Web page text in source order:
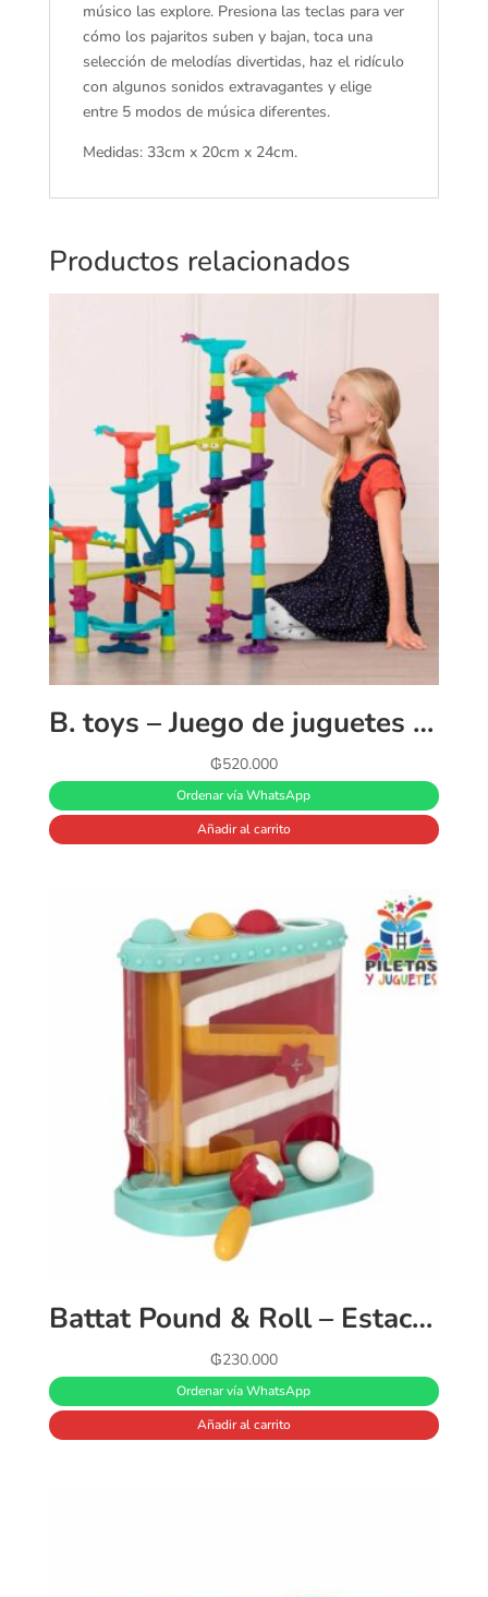
músico las explore. Presiona las teclas para ver
cómo los pajaritos suben y bajan, toca una
selección de melodías divertidas, haz el ridículo
con algunos sonidos extravagantes y elige
entre 5 modos de música diferentes.
Medidas: 33cm x 20cm x 24cm.
Productos relacionados
B. toys – Juego de juguetes de carrera de canicas – Juguete STEM Developmetal – Juguete educativo de construcción de 62 piezas con luces y sonido – 3 años
₲520.000
Ordenar vía WhatsApp
Añadir al carrito
Battat Pound & Roll – Estación de juguetes de actividades para bebés con 1 martillo de juguete y 4 bolas para niños de 12 meses + (7 unidades), azul claro
₲230.000
Ordenar vía WhatsApp
Añadir al carrito